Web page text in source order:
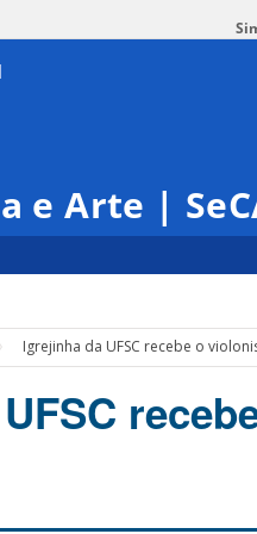
e Arte |
Igrejinha da UFSC recebe o